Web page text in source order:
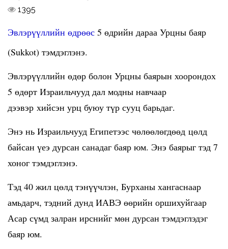
1395
Эвлэрүүллийн өдрөөс 5 өдрийн дараа Урцны баяр
(Sukkot) тэмдэглэнэ.
Эвлэрүүллийн өдөр болон Урцны баярын хоорондох
5 өдөрт Израильчууд дал модны навчаар
дээвэр хийсэн урц буюу түр сууц барьдаг.
Энэ нь Израильчууд Египетээс чөлөөлөгдөөд цөлд
байсан үеэ дурсан санадаг баяр юм. Энэ баярыг тэд 7
хоног тэмдэглэнэ.
Тэд 40 жил цөлд тэнүүчлэн, Бурханы хангаснаар
амьдарч, тэдний дунд ИАВЭ өөрийн оршихуйгаар
Асар сүмд залран ирснийг мөн дурсан тэмдэглэдэг
баяр юм.